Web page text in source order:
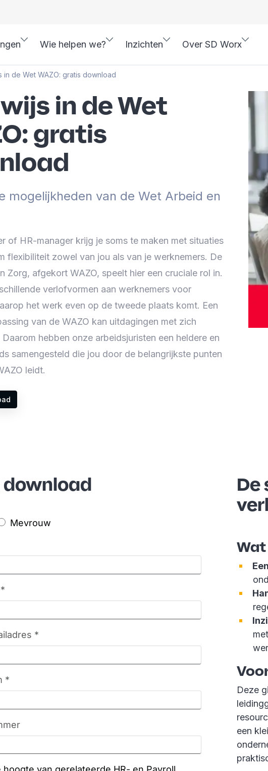
Wie helpen we? Inzichten Over SD Worx
in de Wet WAZO: gratis download
in de Wet
gratis
mogelijkheden van de Wet Arbeid en
of HR-manager krijg je soms te maken met situaties
flexibiliteit zowel van jou als van je werknemers. De
Zorg, afgekort WAZO, speelt hier een cruciale rol in.
verlofvormen aan werknemers voor
het werk even op de tweede plaats komt. Een
van de WAZO kan uitdagingen met zich
Daarom hebben onze arbeidsjuristen een heldere en
samengesteld die jou door de belangrijkste punten
leidt.
De
Deze
een